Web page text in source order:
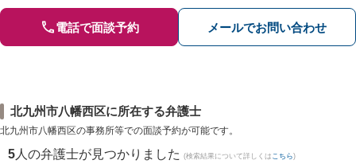
電話で面談予約 メールでお問い合わせ
北九州市八幡西区に所在する弁護士
北九州市八幡西区の事務所等での面談予約が可能です。
5 人の弁護士が見つかりました (検索結果について詳しくは こちら)